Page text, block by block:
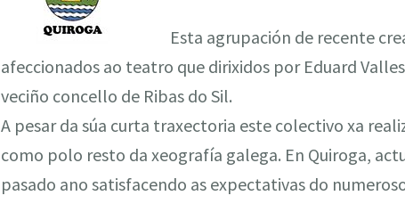
Esta agrupación de recente
afeccionados ao teatro que dirixidos por Eduard
veciño concello de Ribas do Sil.
A pesar da súa curta traxectoria este colectivo xa
como polo resto da xeografía galega. En Quiroga,
pasado ano satisfacendo as expectativas do